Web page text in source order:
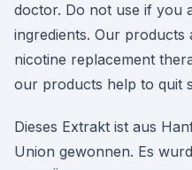
doctor. Do not use if you
ingredients. Our
nicotine replacement
our products help to quit
Dieses Extrakt ist aus
Union gewonnen. Es